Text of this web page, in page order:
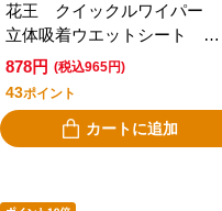
花王 クイックルワイパー
立体吸着ウエットシート ス
トロング 香りが残らないタ
イプ ２４枚入
878円 (税込965円)
43ポイント
カートに追加